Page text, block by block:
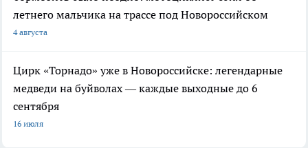
летнего мальчика на трассе под Новороссийском
4 августа
Цирк «Торнадо» уже в Новороссийске: легендарные
медведи на буйволах — каждые выходные до 6
сентября
16 июля